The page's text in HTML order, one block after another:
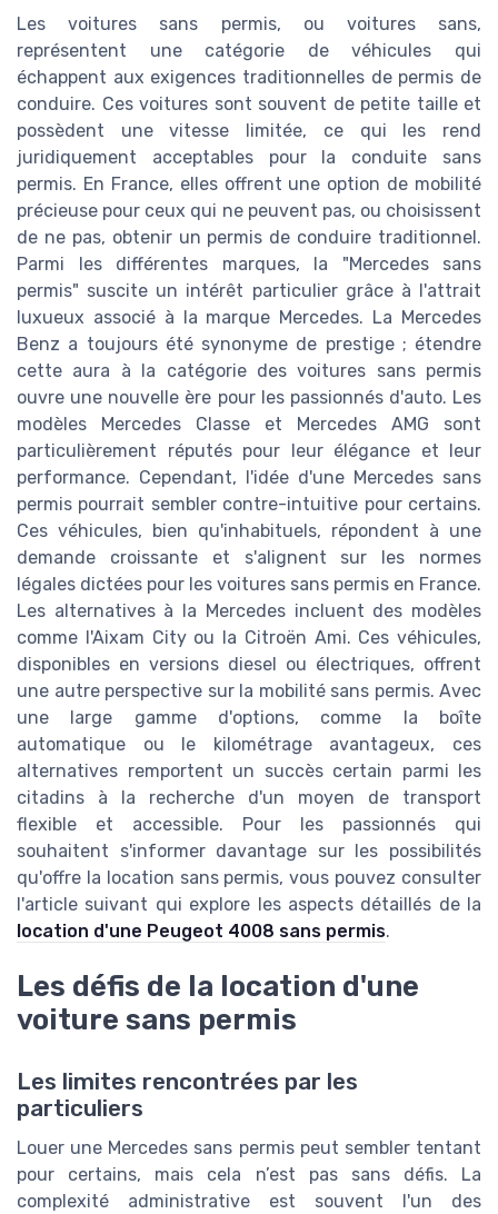
Les voitures sans permis, ou voitures sans,
représentent une catégorie de véhicules qui
échappent aux exigences traditionnelles de permis de
conduire. Ces voitures sont souvent de petite taille et
possèdent une vitesse limitée, ce qui les rend
juridiquement acceptables pour la conduite sans
permis. En France, elles offrent une option de mobilité
précieuse pour ceux qui ne peuvent pas, ou choisissent
de ne pas, obtenir un permis de conduire traditionnel.
Parmi les différentes marques, la "Mercedes sans
permis" suscite un intérêt particulier grâce à l'attrait
luxueux associé à la marque Mercedes. La Mercedes
Benz a toujours été synonyme de prestige ; étendre
cette aura à la catégorie des voitures sans permis
ouvre une nouvelle ère pour les passionnés d'auto. Les
modèles Mercedes Classe et Mercedes AMG sont
particulièrement réputés pour leur élégance et leur
performance. Cependant, l'idée d'une Mercedes sans
permis pourrait sembler contre-intuitive pour certains.
Ces véhicules, bien qu'inhabituels, répondent à une
demande croissante et s'alignent sur les normes
légales dictées pour les voitures sans permis en France.
Les alternatives à la Mercedes incluent des modèles
comme l'Aixam City ou la Citroën Ami. Ces véhicules,
disponibles en versions diesel ou électriques, offrent
une autre perspective sur la mobilité sans permis. Avec
une large gamme d'options, comme la boîte
automatique ou le kilométrage avantageux, ces
alternatives remportent un succès certain parmi les
citadins à la recherche d'un moyen de transport
flexible et accessible. Pour les passionnés qui
souhaitent s'informer davantage sur les possibilités
qu'offre la location sans permis, vous pouvez consulter
l'article suivant qui explore les aspects détaillés de la
location d'une Peugeot 4008 sans permis.
Les défis de la location d'une
voiture sans permis
Les limites rencontrées par les
particuliers
Louer une Mercedes sans permis peut sembler tentant
pour certains, mais cela n’est pas sans défis. La
complexité administrative est souvent l'un des